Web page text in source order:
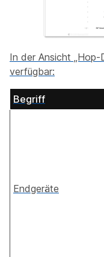
In der Ansicht
verfügbar:
Begriff
Endgeräte